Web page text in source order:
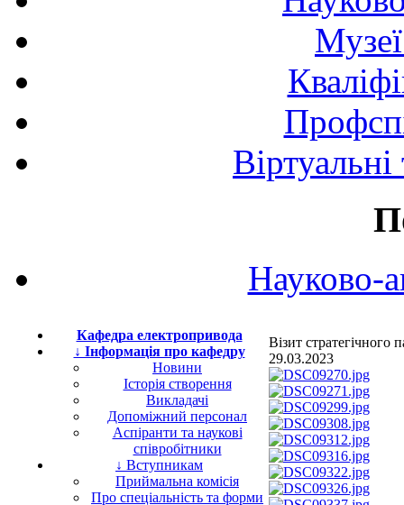
Науково-
Кафедра електропривода
↓ Інформація про кафедру
Новини
Історія створення
Викладачі
Допоміжний персонал
Аспіранти та наукові
співробітники
↓ Вступникам
Приймальна комісія
Про спеціальність та форми
Візит
29.03.2023